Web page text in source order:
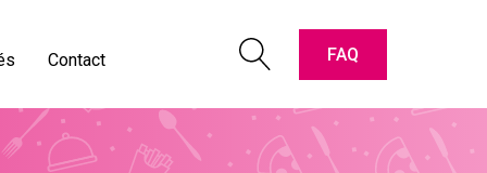
Contact FAQ